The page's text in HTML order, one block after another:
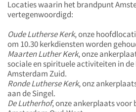
Locaties waarin het brandpunt
vertegenwoordigd:
Oude Lutherse Kerk, onze
om 10.30 kerkdiensten worden
Maarten Luther Kerk, onze
sociale en spirituele activiteiten in
Amsterdam Zuid.
Ronde Lutherse Kerk, onz
aan de Singel.
De Lutherhof, onze ankerplaats voor